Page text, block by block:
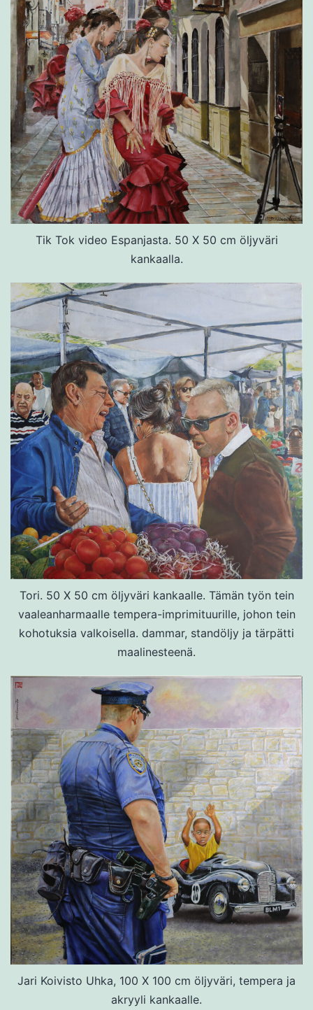
Tik Tok video Espanjasta. 50 X 50 cm öljyväri
kankaalla.
Tori. 50 X 50 cm öljyväri kankaalle. Tämän työn tein
vaaleanharmaalle tempera-imprimituurille, johon tein
kohotuksia valkoisella. dammar, standöljy ja tärpätti
maalinesteenä.
Jari Koivisto Uhka, 100 X 100 cm öljyväri, tempera ja
akryyli kankaalle.